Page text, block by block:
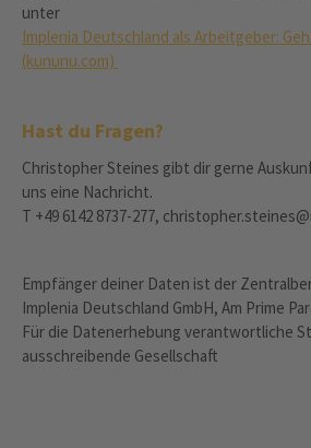
unter
Implenia Deutschland als Arbeitgeber:
(kununu.com)
Hast du Fragen?
Christopher Steines gibt dir gerne
uns eine Nachricht.
T +49 6142 8737-277,
Empfänger deiner Daten ist der
Implenia Deutschland GmbH, Am Prime
Für die Datenerhebung verantwortliche
ausschreibende Gesellschaft